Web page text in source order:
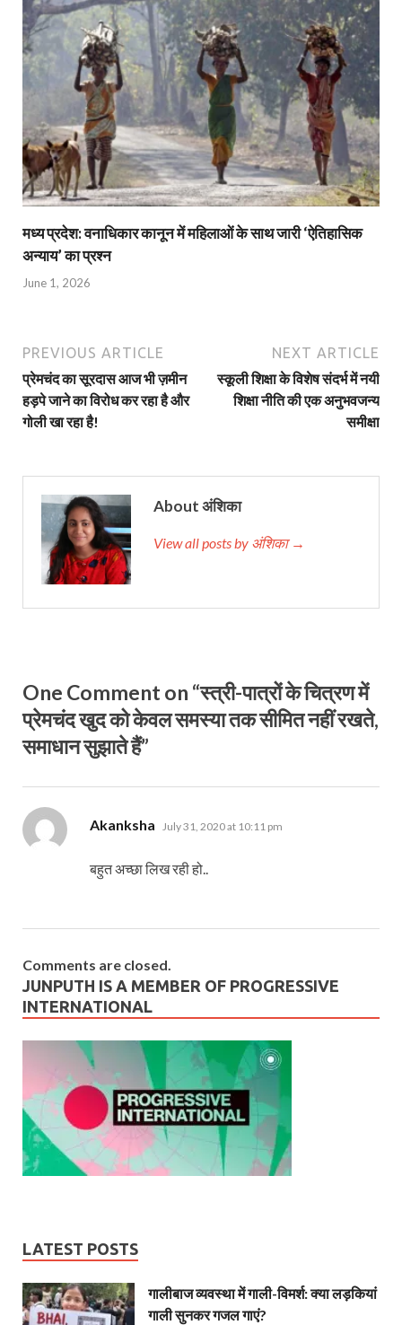
मध्य प्रदेश: वनाधिकार कानून में महिलाओं के साथ जारी ‘ऐतिहासिक
अन्याय’ का प्रश्न
June 1, 2026
PREVIOUS ARTICLE
प्रेमचंद का सूरदास आज भी ज़मीन
हड़पे जाने का विरोध कर रहा है और
गोली खा रहा है!
NEXT ARTICLE
स्कूली शिक्षा के विशेष संदर्भ में नयी
शिक्षा नीति की एक अनुभवजन्य
समीक्षा
About अंशिका
View all posts by अंशिका →
One Comment on “स्त्री-पात्रों के चित्रण में
प्रेमचंद खुद को केवल समस्या तक सीमित नहीं रखते,
समाधान सुझाते हैं”
Akanksha says:
July 31, 2020 at 10:11 pm
बहुत अच्छा लिख रही हो..
Comments are closed.
JUNPUTH IS A MEMBER OF PROGRESSIVE
INTERNATIONAL
LATEST POSTS
गालीबाज व्‍यवस्‍था में गाली-विमर्श: क्या लड़कियां
गाली सुनकर गजल गाएं?